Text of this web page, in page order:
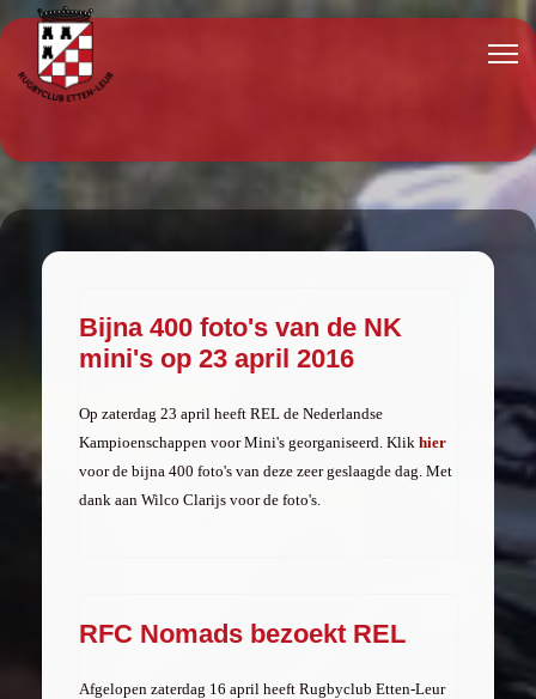
Bijna 400 foto's van de NK
mini's op 23 april 2016
Op zaterdag 23 april heeft REL de Nederlandse
Kampioenschappen voor Mini's georganiseerd. Klik hier
voor de bijna 400 foto's van deze zeer geslaagde dag. Met
dank aan Wilco Clarijs voor de foto's.
RFC Nomads bezoekt REL
Afgelopen zaterdag 16 april heeft Rugbyclub Etten-Leur